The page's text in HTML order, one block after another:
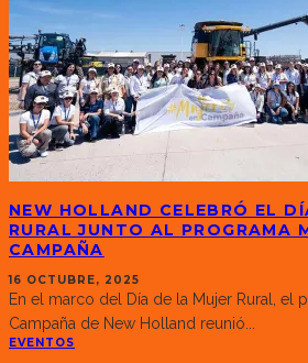
NEW HOLLAND CELEBRÓ EL
RURAL JUNTO AL PROGRAMA
CAMPAÑA
16 OCTUBRE, 2025
En el marco del Día de la Mujer Rural, el
Campaña de New Holland reunió
EVENTOS